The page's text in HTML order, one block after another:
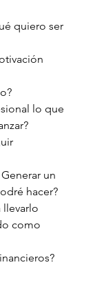
quiero ser
lo que
un
hacer?
llevarlo
como